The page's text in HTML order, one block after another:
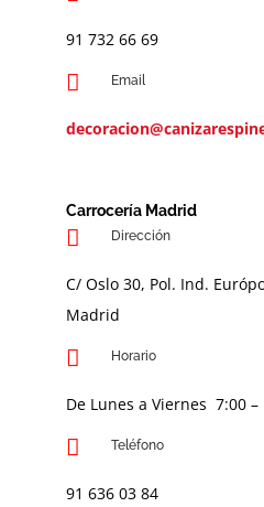
91 732 66 69
Email
Carrocería Madrid
Dirección
C/ Oslo 30, Pol. Ind.
Madrid
Horario
De Lunes a Viernes 7:00 –
Teléfono
91 636 03 84